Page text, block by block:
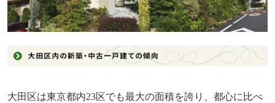
大田区は東京都内23区でも最大の面積を誇り、都心に比べ